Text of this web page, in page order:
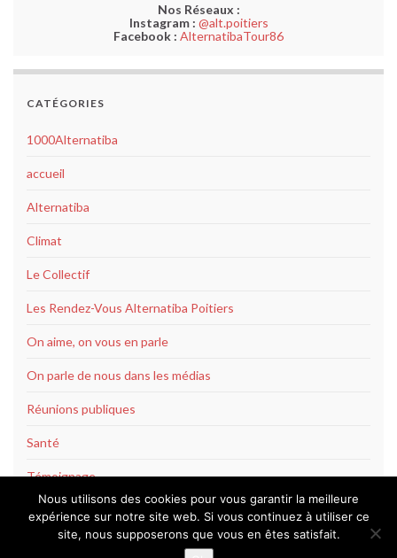
Nos Réseaux :
Instagram : @alt.poitiers
Facebook : AlternatibaTour86
CATÉGORIES
1000Alternatiba
accueil
Alternatiba
Climat
Le Collectif
Les Rendez-Vous Alternatiba Poitiers
On aime, on vous en parle
On parle de nous dans les médias
Réunions publiques
Santé
Témoignage
Nous utilisons des cookies pour vous garantir la meilleure
expérience sur notre site web. Si vous continuez à utiliser ce
site, nous supposerons que vous en êtes satisfait.